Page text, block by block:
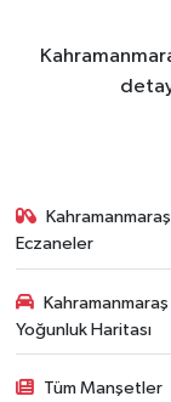
Eczaneler
Yoğunluk Haritası
Tüm Manşetler